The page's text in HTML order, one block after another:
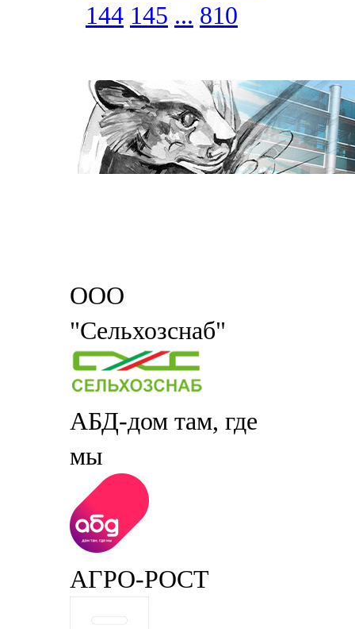
144 145 ... 810
ООО
"Сельхозснаб"
АБД-дом там, где
мы
АГРО-РОСТ